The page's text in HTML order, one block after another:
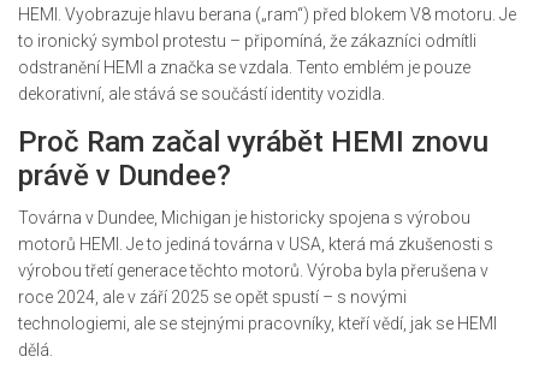
HEMI. Vyobrazuje hlavu berana („ram“) před blokem V8 motoru. Je
to ironický symbol protestu – připomíná, že zákazníci odmítli
odstranění HEMI a značka se vzdala. Tento emblém je pouze
dekorativní, ale stává se součástí identity vozidla.
Proč Ram začal vyrábět HEMI znovu
právě v Dundee?
Továrna v Dundee, Michigan je historicky spojena s výrobou
motorů HEMI. Je to jediná továrna v USA, která má zkušenosti s
výrobou třetí generace těchto motorů. Výroba byla přerušena v
roce 2024, ale v září 2025 se opět spustí – s novými
technologiemi, ale se stejnými pracovníky, kteří vědí, jak se HEMI
dělá.